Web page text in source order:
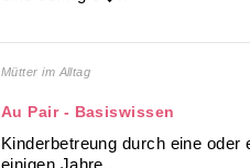
Mütter im Alltag
Au Pair - Basiswissen
Kinderbetreung durch eine
einigen Jahre..